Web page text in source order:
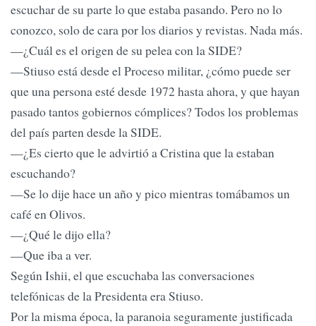
escuchar de su parte lo que estaba pasando. Pero no lo
conozco, solo de cara por los diarios y revistas. Nada más.
—¿Cuál es el origen de su pelea con la SIDE?
—Stiuso está desde el Proceso militar, ¿cómo puede ser
que una persona esté desde 1972 hasta ahora, y que hayan
pasado tantos gobiernos cómplices? Todos los problemas
del país parten desde la SIDE.
—¿Es cierto que le advirtió a Cristina que la estaban
escuchando?
—Se lo dije hace un año y pico mientras tomábamos un
café en Olivos.
—¿Qué le dijo ella?
—Que iba a ver.
Según Ishii, el que escuchaba las conversaciones
telefónicas de la Presidenta era Stiuso.
Por la misma época, la paranoia seguramente justificada